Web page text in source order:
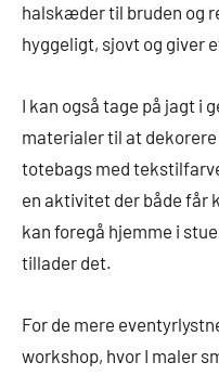
halskæder til bruden og
hyggeligt, sjovt og giver
I kan også tage på jagt i
materialer til at
totebags med
en aktivitet der både får
kan foregå hjemme i
tillader det.
For de mere
workshop, hvor I maler